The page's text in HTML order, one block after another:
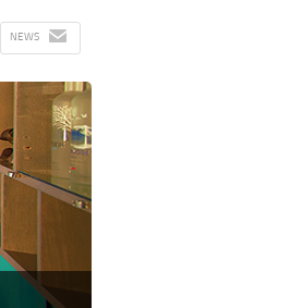
Disac no Facebook
NEWS